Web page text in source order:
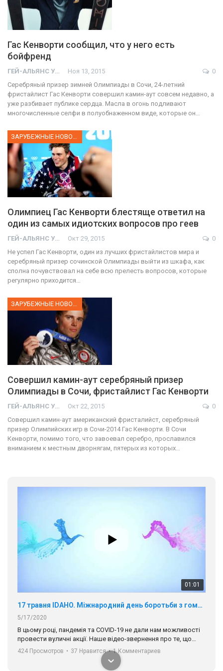
Гас Кенворти сообщил, что у него есть
бойфренд
ГЕЙ-АЛЬЯНС УКРАИНА Ноя 13, 2015
0
Серебряный призер зимней Олимпиады в Сочи, 24-летний
фристайлист Гас Кенворти совершил камин-аут совсем недавно, а
уже разбивает публике сердца. Масла в огонь подливают
многочисленные селфи в полуобнаженном виде, которые он…
Олимпиец Гас Кенворти блестяще ответил на
один из самых идиотских вопросов про геев
ГЕЙ-АЛЬЯНС УКРАИНА Окт 29, 2015
0
Не успел Гас Кенворти, один из лучших фристайлистов мира и
серебряный призер сочинской Олимпиады выйти из шкафа, как
сполна почувствовал на себе всю прелесть вопросов, которые
регулярно приходится…
ЗАРУБЕЖНЫЕ НОВОСТИ
Совершил камин-аут серебряный призер
Олимпиады в Сочи, фристайлист Гас Кенворти
ГЕЙ-АЛЬЯНС УКРАИНА Окт 22, 2015
0
Совершил камин-аут американский фристалийст, серебряный
призер Олимпийских игр в Сочи-2014 Гас Кенворти. В Сочи
Кенворти, помимо того, что завоевал серебро, прославился
вниманием к местным дворнягам, пятерых из которых…
В цьому році, пандемія та COVІD-19 не дали нам можливості
провести вуличні акції. Наше відео-звернення про те, що
навіть коли ми у різних містах та не можемо зустрінеться, ми
разом. Ми закликаємо всіх хто поділяє цінності рівності та
424 Просмотров